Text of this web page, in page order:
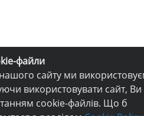
файли
сайту ми
використовувати сайт, Ви
cookie-файлів. Що б